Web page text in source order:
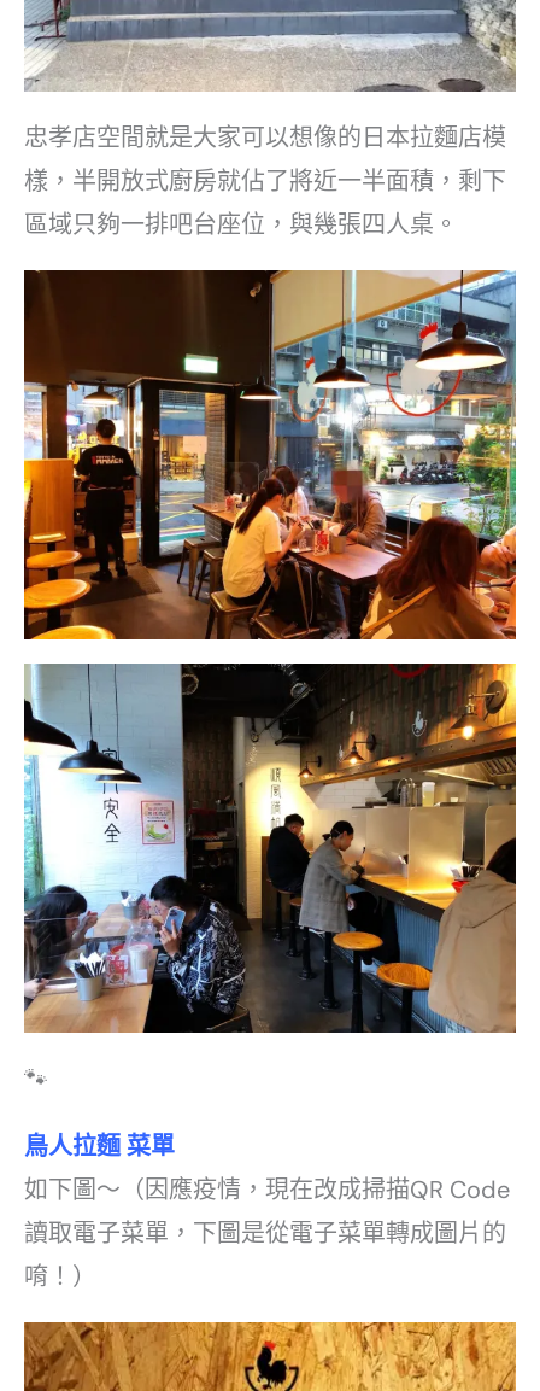
忠孝店空間就是大家可以想像的日本拉麵店模
樣，半開放式廚房就佔了將近一半面積，剩下
區域只夠一排吧台座位，與幾張四人桌。
🐾
鳥人拉麵 菜單
如下圖～（因應疫情，現在改成掃描QR Code
讀取電子菜單，下圖是從電子菜單轉成圖片的
唷！）